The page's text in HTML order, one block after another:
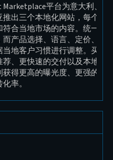
的新入驻卖家，
精准度的全球电动工具
全新的视觉识别系统、
品摄影以及完整的现代
好进入欧洲、美国和中
扩张战略。